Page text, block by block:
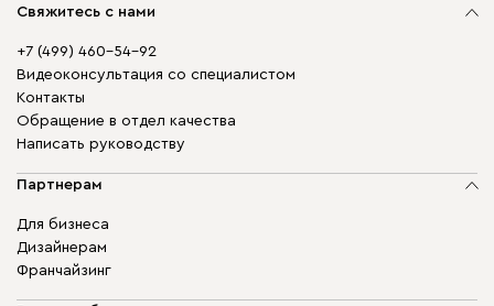
Свяжитесь с нами
+7 (499) 460-54-92
Видеоконсультация со специалистом
Контакты
Обращение в отдел качества
Написать руководству
Партнерам
Для бизнеса
Дизайнерам
Франчайзинг